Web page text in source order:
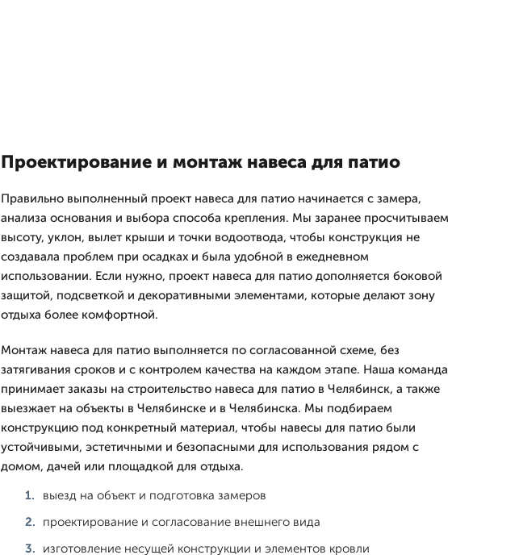
Проектирование и монтаж навеса для патио
Правильно выполненный проект навеса для патио начинается с замера,
анализа основания и выбора способа крепления. Мы заранее просчитываем
высоту, уклон, вылет крыши и точки водоотвода, чтобы конструкция не
создавала проблем при осадках и была удобной в ежедневном
использовании. Если нужно, проект навеса для патио дополняется боковой
защитой, подсветкой и декоративными элементами, которые делают зону
отдыха более комфортной.
Монтаж навеса для патио выполняется по согласованной схеме, без
затягивания сроков и с контролем качества на каждом этапе. Наша команда
принимает заказы на строительство навеса для патио в Челябинск, а также
выезжает на объекты в Челябинске и в Челябинска. Мы подбираем
конструкцию под конкретный материал, чтобы навесы для патио были
устойчивыми, эстетичными и безопасными для использования рядом с
домом, дачей или площадкой для отдыха.
выезд на объект и подготовка замеров
проектирование и согласование внешнего вида
изготовление несущей конструкции и элементов кровли